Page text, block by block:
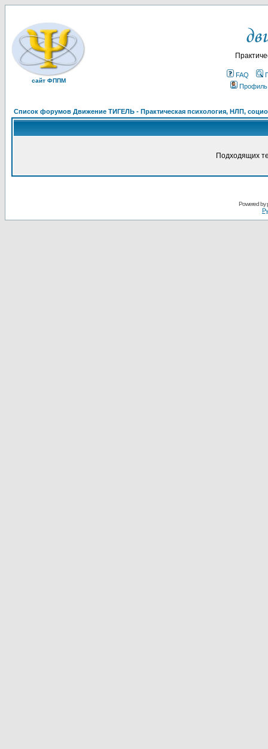
сайт ФППМ
FAQ
Профиль
Список форумов Движение ТИГЕЛЬ - Практическая психология, НЛП,
Подходящих
Powered by